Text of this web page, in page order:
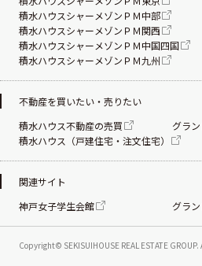
Copyright© SEKISUIHOUSE REAL ESTATE GROUP.
積水ハウスシャーメゾンＰＭ中部
積水ハウスシャーメゾンＰＭ関西
積水ハウスシャーメゾンＰＭ中国四国
積水ハウスシャーメゾンＰＭ九州
不動産を買いたい・売りたい
積水ハウス不動産の売買
グラ
積水ハウス（戸建住宅・注文住宅）
関連サイト
神戸女子学生会館
グラ